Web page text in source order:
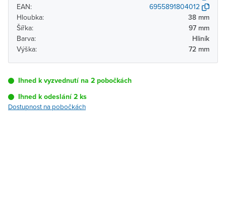
EAN:
6955891804012
Hloubka:
38 mm
Šířka:
97 mm
Barva:
Hliník
Výška:
72 mm
Ihned k vyzvednutí na 2 pobočkách
Ihned k odeslání 2 ks
Dostupnost na pobočkách